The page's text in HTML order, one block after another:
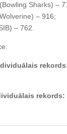
Sharks) –
– 916;
– 762.
rekords: